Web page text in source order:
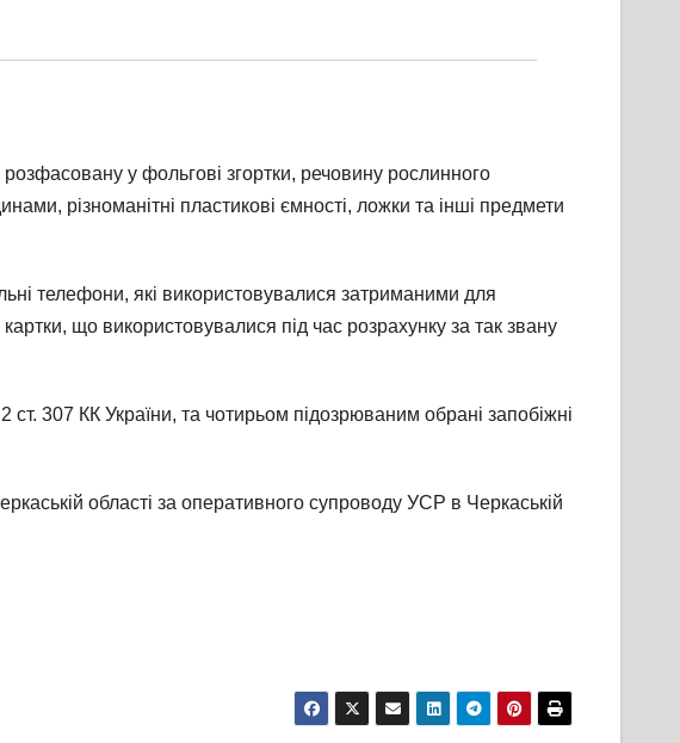
у фольгові згортки, речовину рослинного
різноманітні пластикові ємності, ложки та інші предмети
телефони, які використовувалися затриманими для
що використовувалися під час розрахунку за так звану
307 КК України, та чотирьом підозрюваним обрані запобіжні
області за оперативного супроводу УСР в Черкаській